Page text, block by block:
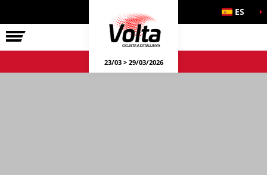
VOLTA ES
23/03 > 29/03/2026